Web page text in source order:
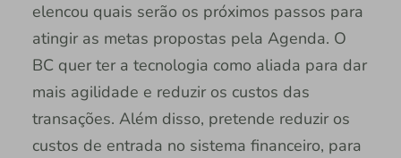
elencou quais serão os próximos passos para
atingir as metas propostas pela Agenda. O
BC quer ter a tecnologia como aliada para dar
mais agilidade e reduzir os custos das
transações. Além disso, pretende reduzir os
custos de entrada no sistema financeiro, para